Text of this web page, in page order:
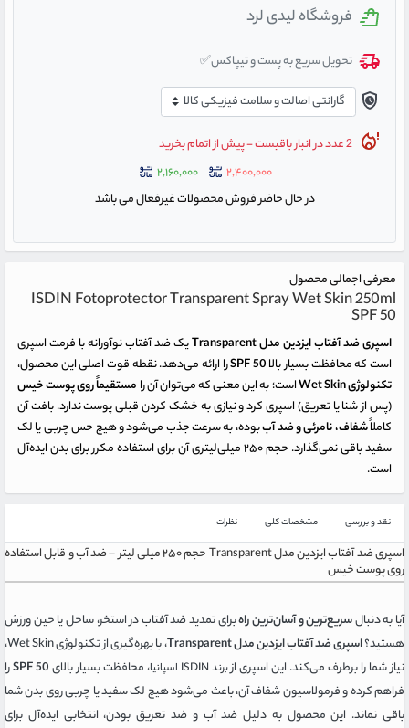
فروشگاه لیدی لرد
تحویل سریع به پست و تیپاکس✅
2 عدد در انبار باقیست - پیش از اتمام بخرید
۲,۴۰۰,۰۰۰
۲,۱۶۰,۰۰۰
در حال حاضر فروش محصولات غیرفعال می باشد
معرفی اجمالی محصول
ISDIN Fotoprotector Transparent Spray Wet Skin 250ml
SPF 50
اسپری ضد آفتاب ایزدین مدل Transparent
یک ضد آفتاب نوآورانه با فرمت اسپری
است که محافظت بسیار بالاSPF 50را ارائه می‌دهد. نقطه قوت اصلی این محصول،
تکنولوژی Wet Skin
است؛ به این معنی که می‌توان آن را مستقیماً روی پوست خیس
(پس از شنا یا تعریق) اسپری کرد و نیازی به خشک کردن قبلی پوست ندارد. بافت آن
کاملاًشفاف، نامرئی و ضد آببوده، به سرعت جذب می‌شود و هیچ حس چربی یا لک
سفید باقی نمی‌گذارد. حجم ۲۵۰ میلی‌لیتری آن برای استفاده مکرر برای بدن ایده‌آل
است.
نقد و بررسی مشخصات کلی نظرات
اسپری ضد آفتاب ایزدین مدل Transparent حجم ۲۵۰ میلی لیتر – ضد آب و قابل استفاده
روی پوست خیس
آیا به دنبالسریع‌ترین و آسان‌ترین راهبرای تمدید ضد آفتاب در استخر، ساحل یا حین ورزش
هستید؟اسپری ضد آفتاب ایزدین مدل Transparent
، با بهره‌گیری از تکنولوژی Wet Skin،
نیاز شما را برطرف می‌کند. این اسپری ازبرند ISDIN اسپانیا ، محافظت بسیار بالایSPF 50را
فراهم کرده و فرمولاسیون شفاف آن، باعث می‌شود هیچ لک سفید یا چربی روی بدن شما
باقی نماند. این محصول به دلیل ضد آب و ضد تعریق بودن، انتخابی ایده‌آل برای